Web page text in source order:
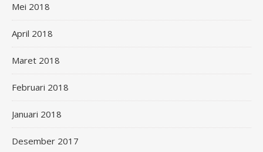
Mei 2018
April 2018
Maret 2018
Februari 2018
Januari 2018
Desember 2017